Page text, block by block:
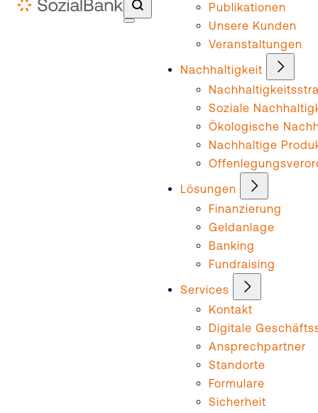
Publikationen
Unsere Kunden
Veranstaltungen
Nachhaltigkeit
Soziale
Ökologische
Nachhaltige
Lösungen
Finanzierung
Geldanlage
Banking
Fundraising
Services
Kontakt
Digitale
Ansprechpartner
Standorte
Formulare
Sicherheit